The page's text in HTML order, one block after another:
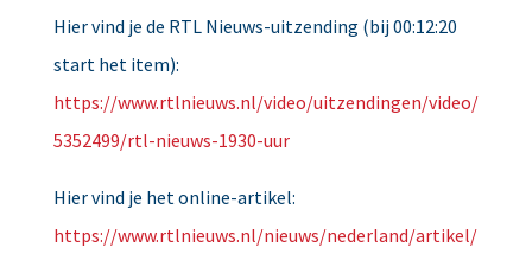
Hier vind je de RTL Nieuws-uitzending (bij 00:12:20
start het item):
https://www.rtlnieuws.nl/video/uitzendingen/video/
5352499/rtl-nieuws-1930-uur
Hier vind je het online-artikel:
https://www.rtlnieuws.nl/nieuws/nederland/artikel/